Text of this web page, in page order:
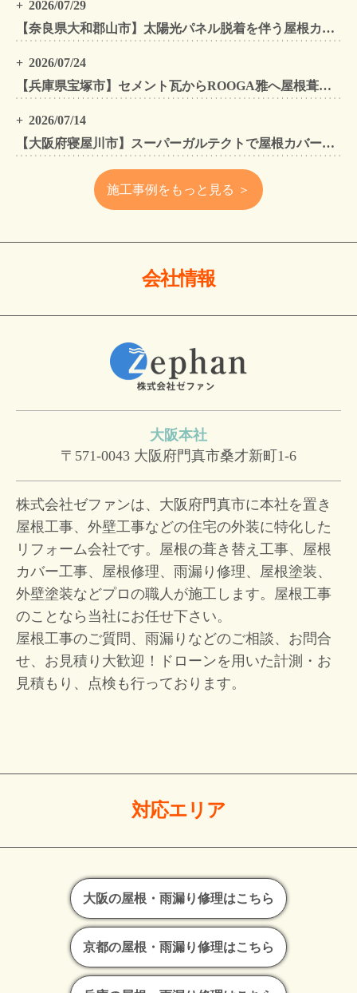
2026/07/29
【奈良県大和郡山市】太陽光パネル脱着を伴う屋根カバー工法・外壁カバー工法・外壁塗装工事｜スーパーガルテクト施工事例
2026/07/24
【兵庫県宝塚市】セメント瓦からROOGA雅へ屋根葺き替え モダングレーで軽量化・外壁塗装も同時施工
2026/07/14
【大阪府寝屋川市】スーパーガルテクトで屋根カバー工法・外壁塗装・雨樋工事｜住まいをトータルリフォームした施工事例
施工事例をもっと見る ＞
会社情報
大阪本社
〒571-0043 大阪府門真市桑才新町1-6
株式会社ゼファンは、大阪府門真市に本社を置き
屋根工事、外壁工事などの住宅の外装に特化した
リフォーム会社です。屋根の葺き替え工事、屋根
カバー工事、屋根修理、雨漏り修理、屋根塗装、
外壁塗装などプロの職人が施工します。屋根工事
のことなら当社にお任せ下さい。
屋根工事のご質問、雨漏りなどのご相談、お問合
せ、お見積り大歓迎！
ドローンを用いた計測・お
見積もり、点検も行っております。
対応エリア
大阪の屋根・雨漏り修理はこちら
京都の屋根・雨漏り修理はこちら